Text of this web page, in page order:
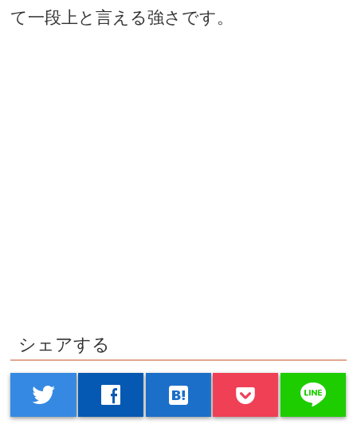
て一段上と言える強さです。
シェアする
twitter facebook hatenabookmark line